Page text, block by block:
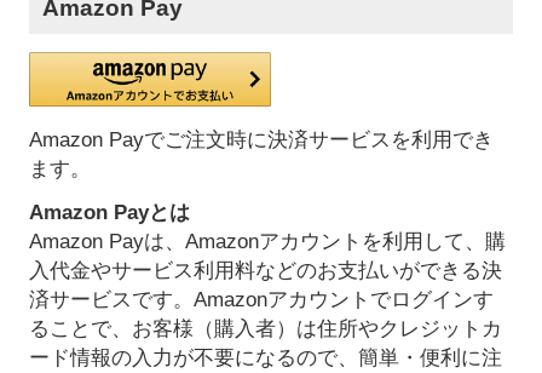
Amazon Pay
Amazon Payでご注文時に決済サービスを利用でき
ます。
Amazon Payとは
Amazon Payは、Amazonアカウントを利用して、購
入代金やサービス利用料などのお支払いができる決
済サービスです。Amazonアカウントでログインす
ることで、お客様（購入者）は住所やクレジットカ
ード情報の入力が不要になるので、簡単・便利に注